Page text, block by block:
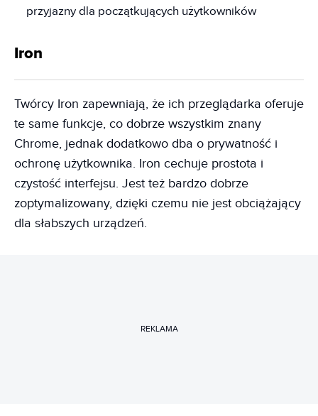
przyjazny dla początkujących użytkowników
Iron
Twórcy Iron zapewniają, że ich przeglądarka oferuje
te same funkcje, co dobrze wszystkim znany
Chrome, jednak dodatkowo dba o prywatność i
ochronę użytkownika. Iron cechuje prostota i
czystość interfejsu. Jest też bardzo dobrze
zoptymalizowany, dzięki czemu nie jest obciążający
dla słabszych urządzeń.
REKLAMA